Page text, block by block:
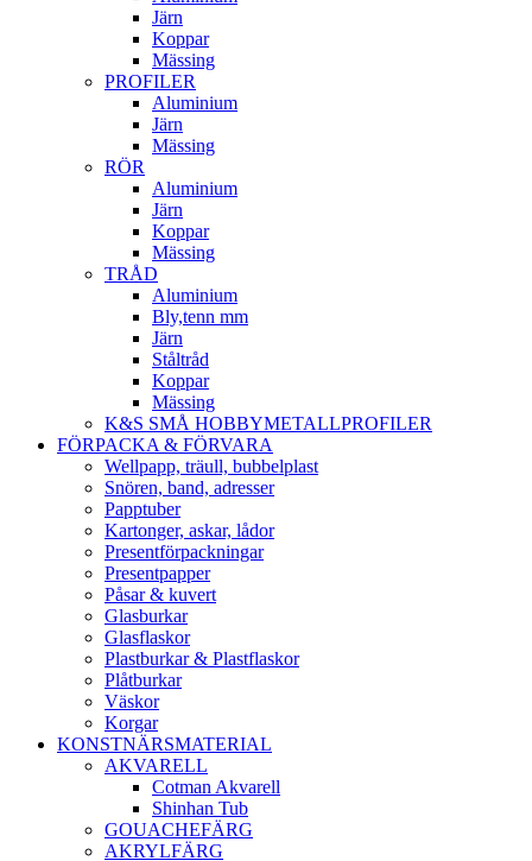
Järn
Koppar
Mässing
PROFILER
Aluminium
Järn
Mässing
RÖR
Aluminium
Järn
Koppar
Mässing
TRÅD
Aluminium
Bly,tenn mm
Järn
Ståltråd
Koppar
Mässing
K&S SMÅ HOBBYMETALLPROFILER
FÖRPACKA & FÖRVARA
Wellpapp, träull, bubbelplast
Snören, band, adresser
Papptuber
Kartonger, askar, lådor
Presentförpackningar
Presentpapper
Påsar & kuvert
Glasburkar
Glasflaskor
Plastburkar & Plastflaskor
Plåtburkar
Väskor
Korgar
KONSTNÄRSMATERIAL
AKVARELL
Cotman Akvarell
Shinhan Tub
GOUACHEFÄRG
AKRYLFÄRG